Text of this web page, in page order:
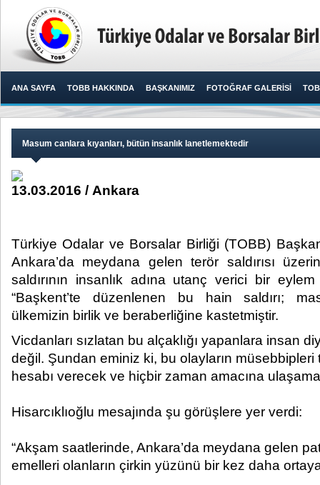
ANA SAYFA TOBB HAKKINDA BAŞKANIMIZ FOTOĞRAF GALERİSİ
Masum canlara kıyanları, bütün insanlık lanetlemektedir
13.03.2016 / Ankara
Türkiye Odalar ve Borsalar Birliği (TOBB)
Ankara’da meydana gelen terör saldırısı
saldırının insanlık adına utanç verici bir
“Başkent’te düzenlenen bu hain saldırı;
ülkemizin birlik ve beraberliğine kastetmiştir. ​
Vicdanları sızlatan bu alçaklığı yapanlara insan
değil. Şundan eminiz ki, bu olayların müsebbipleri
hesabı verecek ve hiçbir zaman amacına
Hisarcıklıoğlu mesajında şu görüşlere yer verdi:
“Akşam saatlerinde, Ankara’da meydana gelen
emelleri olanların çirkin yüzünü bir kez daha